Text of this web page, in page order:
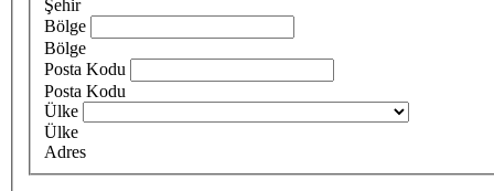
Şehir
Bölge
Bölge
Posta Kodu
Posta Kodu
Ülke
Ülke
Adres